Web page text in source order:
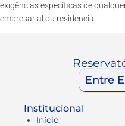
exigências específicas de
empresarial ou residencial.
Entre
Institucional
Início